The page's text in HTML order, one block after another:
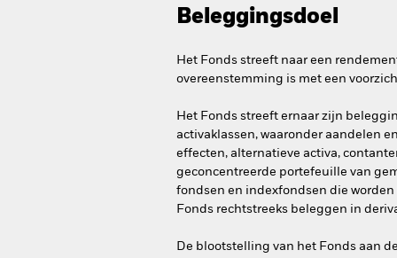
Beleggingsdoel
Het Fonds streeft naar een
overeenstemming is met een
Het Fonds streeft ernaar zijn
activaklassen, waaronder aandelen
effecten, alternatieve activa,
geconcentreerde portefeuille van
fondsen en indexfondsen die
Fonds rechtstreeks beleggen in
De blootstelling van het Fonds aan